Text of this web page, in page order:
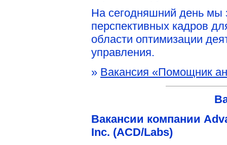
На сегодняшний день мы
перспективных кадров
области оптимизации
управления.
» Вакансия «Помощник
Вакансии компании
Inc. (ACD/Labs)